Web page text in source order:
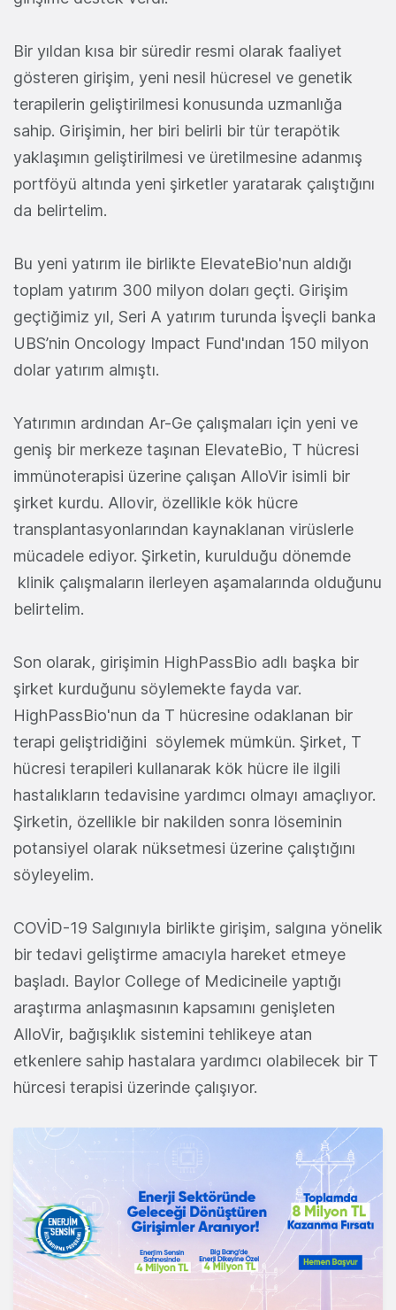
Bir yıldan kısa bir süredir resmi olarak faaliyet
gösteren girişim, yeni nesil hücresel ve genetik
terapilerin geliştirilmesi konusunda uzmanlığa
sahip. Girişimin, her biri belirli bir tür terapötik
yaklaşımın geliştirilmesi ve üretilmesine adanmış
portföyü altında yeni şirketler yaratarak çalıştığını
da belirtelim.
Bu yeni yatırım ile birlikte ElevateBio'nun aldığı
toplam yatırım 300 milyon doları geçti. Girişim
geçtiğimiz yıl, Seri A yatırım turunda İşveçli banka
UBS’nin Oncology Impact Fund'ından 150 milyon
dolar yatırım almıştı.
Yatırımın ardından Ar-Ge çalışmaları için yeni ve
geniş bir merkeze taşınan ElevateBio, T hücresi
immünoterapisi üzerine çalışan AlloVir isimli bir
şirket kurdu. Allovir, özellikle kök hücre
transplantasyonlarından kaynaklanan virüslerle
mücadele ediyor. Şirketin, kurulduğu dönemde
klinik çalışmaların ilerleyen aşamalarında olduğunu
belirtelim.
Son olarak, girişimin HighPassBio adlı başka bir
şirket kurduğunu söylemekte fayda var.
HighPassBio'nun da T hücresine odaklanan bir
terapi geliştridiğini söylemek mümkün. Şirket, T
hücresi terapileri kullanarak kök hücre ile ilgili
hastalıkların tedavisine yardımcı olmayı amaçlıyor.
Şirketin, özellikle bir nakilden sonra löseminin
potansiyel olarak nüksetmesi üzerine çalıştığını
söyleyelim.
COVİD-19 Salgınıyla birlikte girişim, salgına yönelik
bir tedavi geliştirme amacıyla hareket etmeye
başladı. Baylor College of Medicineile yaptığı
araştırma anlaşmasının kapsamını genişleten
AlloVir, bağışıklık sistemini tehlikeye atan
etkenlere sahip hastalara yardımcı olabilecek bir T
hürcesi terapisi üzerinde çalışıyor.